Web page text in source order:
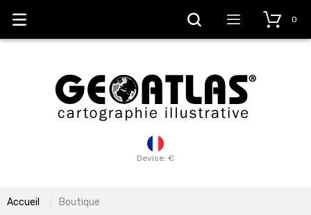
Devise: €
0
Accueil Boutique